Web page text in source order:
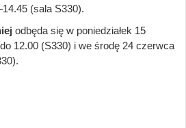
(sala S330).
odbęda się w poniedziałek 15
12.00 (S330) i we środę 24 czerwca